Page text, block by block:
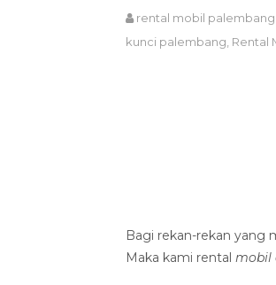
rental mobil palembang
kunci palembang Rental
Bagi rekan-rekan yang
Maka kami rental mobil